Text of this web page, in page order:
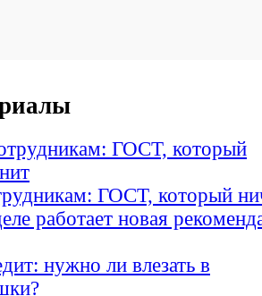
ГОСТ, который
работает новая